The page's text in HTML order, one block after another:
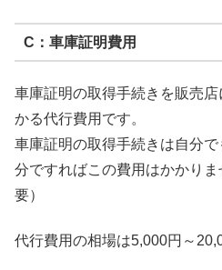
C：車庫証明費用
車庫証明の取得手続きを販売
かる代行費用です。
車庫証明の取得手続きは自分
分ですればこの費用はかかり
要）
代行費用の相場は5,000円～